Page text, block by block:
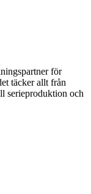
för
täcker allt från
serieproduktion och